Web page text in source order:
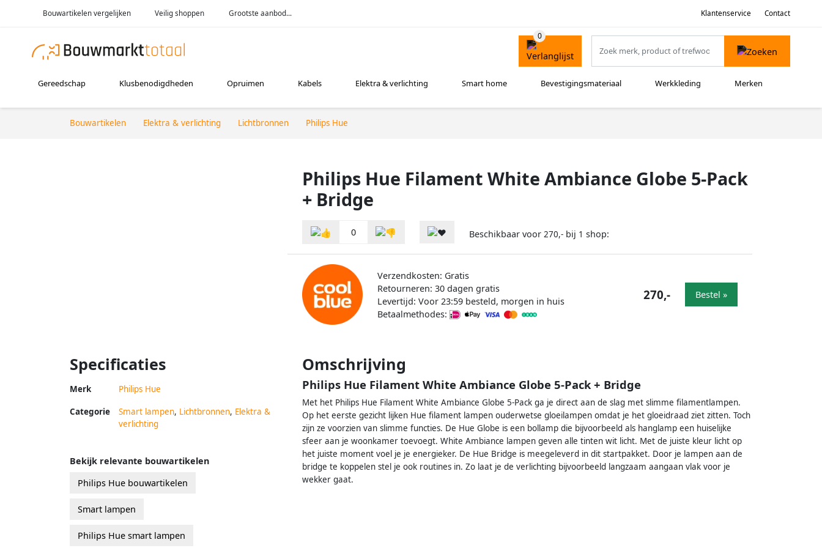
Bouwartikelen vergelijken Veilig shoppen Grootste aanbod... Klantenservice Contact
Gereedschap Klusbenodigdheden Opruimen Kabels Elektra & verlichting Smart home Bevestigingsmateriaal Werkkleding Merken
Bouwartikelen Elektra & verlichting Lichtbronnen Philips Hue
Philips Hue Filament White Ambiance Globe 5-Pack
+ Bridge
0 Beschikbaar voor 270,- bij 1 shop:
Verzendkosten: Gratis
Retourneren: 30 dagen gratis
Levertijd: Voor 23:59 besteld, morgen in huis
Betaalmethodes:
270,- Bestel »
Specificaties
Merk Philips Hue
Categorie Smart lampen, Lichtbronnen, Elektra &
verlichting
Omschrijving
Philips Hue Filament White Ambiance Globe 5-Pack + Bridge
Met het Philips Hue Filament White Ambiance Globe 5-Pack ga je direct aan de slag met slimme filamentlampen.
Op het eerste gezicht lijken Hue filament lampen ouderwetse gloeilampen omdat je het gloeidraad ziet zitten. Toch
zijn ze voorzien van slimme functies. De Hue Globe is een bollamp die bijvoorbeeld als hanglamp een huiselijke
sfeer aan je woonkamer toevoegt. White Ambiance lampen geven alle tinten wit licht. Met de juiste kleur licht op
het juiste moment voel je je energieker. De Hue Bridge is meegeleverd in dit startpakket. Door je lampen aan de
bridge te koppelen stel je ook routines in. Zo laat je de verlichting bijvoorbeeld langzaam aangaan vlak voor je
wekker gaat.
Bekijk relevante bouwartikelen
Philips Hue bouwartikelen
Smart lampen
Philips Hue smart lampen